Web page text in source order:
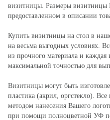
визитницы. Размеры визитницы
предоставленном в описании
Купить визитницы на стол в
на весьма выгодных условиях.
из прочного материала и
максимальной точностью для
Визитницы могут быть
пластика (акрил, оргстекло).
методом нанесения Вашего
при помощи полноцветной УФ